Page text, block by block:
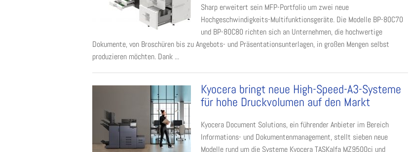
Sharp erweitert sein MFP-Portfolio um zwei neue
Hochgeschwindigkeits-Multifunktionsgeräte. Die Modelle BP-80C70
und BP-80C80 richten sich an Unternehmen, die hochwertige
Dokumente, von Broschüren bis zu Angebots- und Präsentationsunterlagen, in großen Mengen selbst
produzieren möchten. Dank ...
Kyocera bringt neue High-Speed-A3-Systeme
für hohe Druckvolumen auf den Markt
Kyocera Document Solutions, ein führender Anbieter im Bereich
Informations- und Dokumentenmanagement, stellt sieben neue
Modelle rund um die Systeme Kyocera TASKalfa MZ9500ci und